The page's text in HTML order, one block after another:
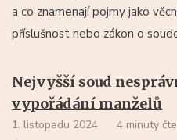
a co znamenají pojmy jako
příslušnost nebo zákon o
Nejvyšší soud
vypořádání manželů
1. listopadu 2024 4 minuty